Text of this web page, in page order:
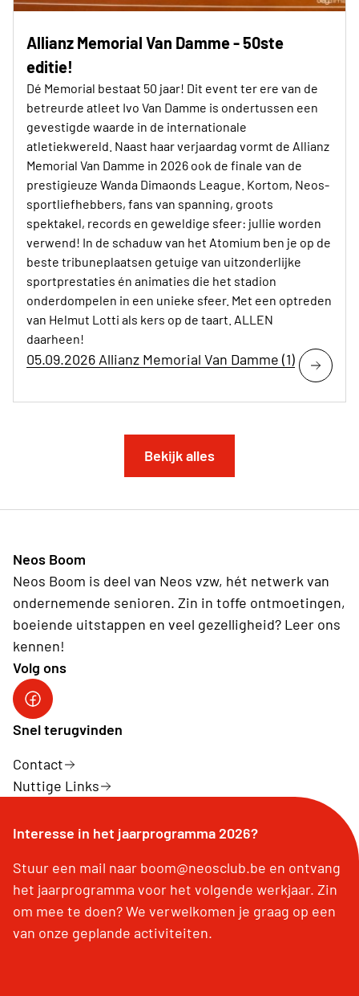
Allianz Memorial Van Damme - 50ste
editie!
Dé Memorial bestaat 50 jaar! Dit event ter ere van de
betreurde atleet Ivo Van Damme is ondertussen een
gevestigde waarde in de internationale
atletiekwereld. Naast haar verjaardag vormt de Allianz
Memorial Van Damme in 2026 ook de finale van de
prestigieuze Wanda Dimaonds League. Kortom, Neos-
sportliefhebbers, fans van spanning, groots
spektakel, records en geweldige sfeer: jullie worden
verwend! In de schaduw van het Atomium ben je op de
beste tribuneplaatsen getuige van uitzonderlijke
sportprestaties én animaties die het stadion
onderdompelen in een unieke sfeer. Met een optreden
van Helmut Lotti als kers op de taart. ALLEN
daarheen!
05.09.2026 Allianz Memorial Van Damme (1)
Bekijk alles
Neos Boom
Neos Boom is deel van Neos vzw, hét netwerk van
ondernemende senioren. Zin in toffe ontmoetingen,
boeiende uitstappen en veel gezelligheid? Leer ons
kennen!
Volg ons
Facebook
Snel terugvinden
Contact
Nuttige Links
Interesse in het jaarprogramma 2026?
Stuur een mail naar boom@neosclub.be en ontvang
het jaarprogramma voor het volgende werkjaar. Zin
om mee te doen? We verwelkomen je graag op een
van onze geplande activiteiten.